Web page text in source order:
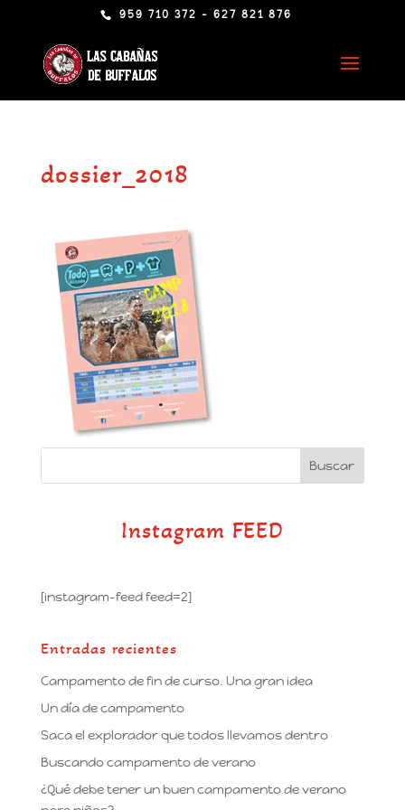
959 710 372 - 627 821 876
dossier_2018
Instagram FEED
[instagram-feed feed=2]
Entradas recientes
Campamento de fin de curso. Una gran idea
Un día de campamento
Saca el explorador que todos llevamos dentro
Buscando campamento de verano
¿Qué debe tener un buen campamento de verano